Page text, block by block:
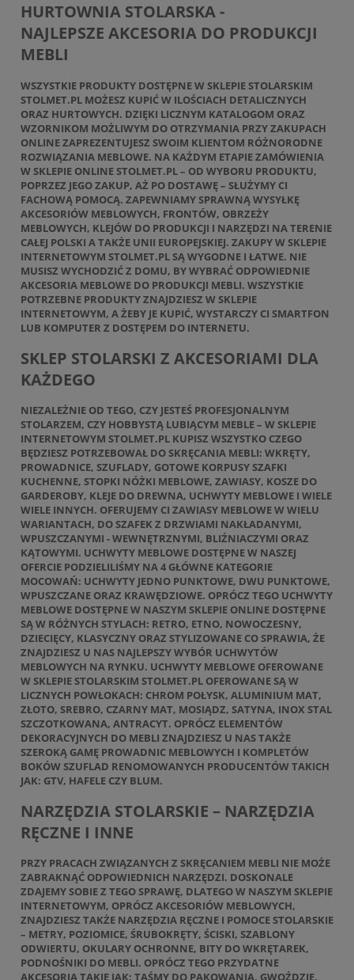
HURTOWNIA STOLARSKA -
NAJLEPSZE AKCESORIA DO PRODUKCJI
MEBLI
WSZYSTKIE PRODUKTY DOSTĘPNE W SKLEPIE STOLARSKIM
STOLMET.PL MOŻESZ KUPIĆ W ILOŚCIACH DETALICZNYCH
ORAZ HURTOWYCH. DZIĘKI LICZNYM KATALOGOM ORAZ
WZORNIKOM MOŻLIWYM DO OTRZYMANIA PRZY ZAKUPACH
ONLINE ZAPREZENTUJESZ SWOIM KLIENTOM RÓŻNORODNE
ROZWIĄZANIA MEBLOWE. NA KAŻDYM ETAPIE ZAMÓWIENIA
W SKLEPIE ONLINE STOLMET.PL – OD WYBORU PRODUKTU,
POPRZEZ JEGO ZAKUP, AŻ PO DOSTAWĘ – SŁUŻYMY CI
FACHOWĄ POMOCĄ. ZAPEWNIAMY SPRAWNĄ WYSYŁKĘ
AKCESORIÓW MEBLOWYCH, FRONTÓW, OBRZEŻY
MEBLOWYCH, KLEJÓW DO PRODUKCJI I NARZĘDZI NA TERENIE
CAŁEJ POLSKI A TAKŻE UNII EUROPEJSKIEJ. ZAKUPY W SKLEPIE
INTERNETOWYM STOLMET.PL SĄ WYGODNE I ŁATWE. NIE
MUSISZ WYCHODZIĆ Z DOMU, BY WYBRAĆ ODPOWIEDNIE
AKCESORIA MEBLOWE DO PRODUKCJI MEBLI. WSZYSTKIE
POTRZEBNE PRODUKTY ZNAJDZIESZ W SKLEPIE
INTERNETOWYM, A ŻEBY JE KUPIĆ, WYSTARCZY CI SMARTFON
LUB KOMPUTER Z DOSTĘPEM DO INTERNETU.
SKLEP STOLARSKI Z AKCESORIAMI DLA
KAŻDEGO
NIEZALEŻNIE OD TEGO, CZY JESTEŚ PROFESJONALNYM
STOLARZEM, CZY HOBBYSTĄ LUBIĄCYM MEBLE – W SKLEPIE
INTERNETOWYM STOLMET.PL KUPISZ WSZYSTKO CZEGO
BĘDZIESZ POTRZEBOWAŁ DO SKRĘCANIA MEBLI: WKRĘTY,
PROWADNICE, SZUFLADY, GOTOWE KORPUSY SZAFKI
KUCHENNE, STOPKI NÓŻKI MEBLOWE, ZAWIASY, KOSZE DO
GARDEROBY, KLEJE DO DREWNA, UCHWYTY MEBLOWE I WIELE
WIELE INNYCH. OFERUJEMY CI ZAWIASY MEBLOWE W WIELU
WARIANTACH, DO SZAFEK Z DRZWIAMI NAKŁADANYMI,
WPUSZCZANYMI - WEWNĘTRZNYMI, BLIŹNIACZYMI ORAZ
KĄTOWYMI. UCHWYTY MEBLOWE DOSTĘPNE W NASZEJ
OFERCIE PODZIELILIŚMY NA 4 GŁÓWNE KATEGORIE
MOCOWAŃ: UCHWYTY JEDNO PUNKTOWE, DWU PUNKTOWE,
WPUSZCZANE ORAZ KRAWĘDZIOWE. OPRÓCZ TEGO UCHWYTY
MEBLOWE DOSTĘPNE W NASZYM SKLEPIE ONLINE DOSTĘPNE
SĄ W RÓŻNYCH STYLACH: RETRO, ETNO, NOWOCZESNY,
DZIECIĘCY, KLASYCZNY ORAZ STYLIZOWANE CO SPRAWIA, ŻE
ZNAJDZIESZ U NAS NAJLEPSZY WYBÓR UCHWYTÓW
MEBLOWYCH NA RYNKU. UCHWYTY MEBLOWE OFEROWANE
W SKLEPIE STOLARSKIM STOLMET.PL OFEROWANE SĄ W
LICZNYCH POWŁOKACH: CHROM POŁYSK, ALUMINIUM MAT,
ZŁOTO, SREBRO, CZARNY MAT, MOSIĄDZ, SATYNA, INOX STAL
SZCZOTKOWANA, ANTRACYT. OPRÓCZ ELEMENTÓW
DEKORACYJNYCH DO MEBLI ZNAJDZIESZ U NAS TAKŻE
SZEROKĄ GAMĘ PROWADNIC MEBLOWYCH I KOMPLETÓW
BOKÓW SZUFLAD RENOMOWANYCH PRODUCENTÓW TAKICH
JAK: GTV, HAFELE CZY BLUM.
NARZĘDZIA STOLARSKIE – NARZĘDZIA
RĘCZNE I INNE
PRZY PRACACH ZWIĄZANYCH Z SKRĘCANIEM MEBLI NIE MOŻE
ZABRAKNĄĆ ODPOWIEDNICH NARZĘDZI. DOSKONALE
ZDAJEMY SOBIE Z TEGO SPRAWĘ, DLATEGO W NASZYM SKLEPIE
INTERNETOWYM, OPRÓCZ AKCESORIÓW MEBLOWYCH,
ZNAJDZIESZ TAKŻE NARZĘDZIA RĘCZNE I POMOCE STOLARSKIE
– METRY, POZIOMICE, ŚRUBOKRĘTY, ŚCISKI, SZABLONY
ODWIERTU, OKULARY OCHRONNE, BITY DO WKRĘTAREK,
PODNOŚNIKI DO MEBLI. OPRÓCZ TEGO PRZYDATNE
AKCESORIA TAKIE JAK: TAŚMY DO PAKOWANIA, GWOŹDZIE,